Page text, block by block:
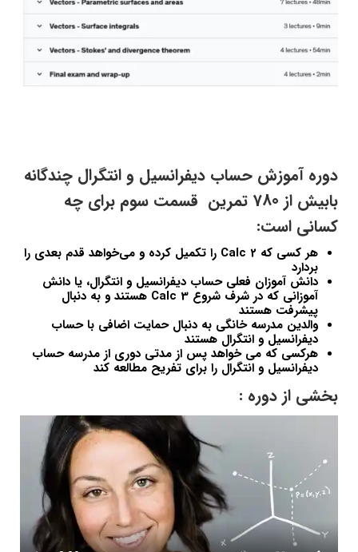
دوره آموزش حساب دیفرانسیل و انتگرال چندگانه
بابیش از 780 تمرین قسمت سوم برای چه
کسانی است:
هر کسی که Calc 2 را تکمیل کرده و می‌خواهد قدم بعدی را
بردارد
دانش آموزان فعلی حساب دیفرانسیل و انتگرال، یا دانش
آموزانی که در شرف شروع Calc 3 هستند و به دنبال
پیشرفت هستند
والدین مدرسه خانگی به دنبال حمایت اضافی با حساب
دیفرانسیل و انتگرال هستند
هرکسی که می خواهد پس از مدتی دوری از مدرسه حساب
دیفرانسیل و انتگرال را برای تفریح ​​مطالعه کند
بخشی از دوره :